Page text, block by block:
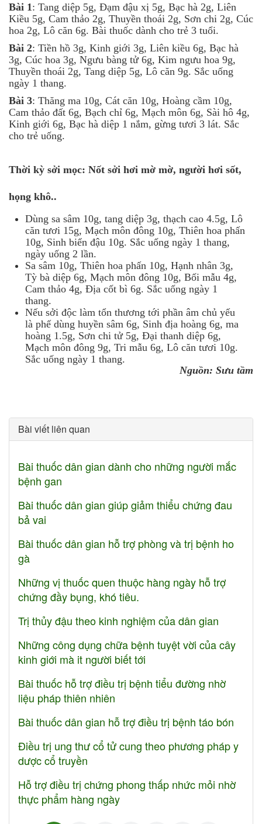
Bài 1 : Tang diệp 5g, Đạm đậu xị 5g, Bạc hà 2g, Liên
Kiều 5g, Cam thảo 2g, Thuyền thoái 2g, Sơn chi 2g, Cúc
hoa 2g, Lô căn 6g. Bài thuốc dành cho trẻ 3 tuổi.
Bài 2: Tiền hồ 3g, Kinh giới 3g, Liên kiều 6g, Bạc hà
3g, Cúc hoa 3g, Ngưu bàng tử 6g, Kim ngưu hoa 9g,
Thuyền thoái 2g, Tang diệp 5g, Lô căn 9g. Sắc uống
ngày 1 thang.
Bài 3: Thăng ma 10g, Cát căn 10g, Hoàng cầm 10g,
Cam thảo đất 6g, Bạch chỉ 6g, Mạch môn 6g, Sài hô 4g,
Kinh giới 6g, Bạc hà diệp 1 nắm, gừng tươi 3 lát. Sắc
cho trẻ uống.
Thời kỳ sởi mọc: Nốt sởi hơi mờ mờ, người hơi sốt,
họng khô..
Dùng sa sâm 10g, tang diệp 3g, thạch cao 4.5g, Lô
căn tươi 15g, Mạch môn đông 10g, Thiên hoa phấn
10g, Sinh biển đậu 10g. Sắc uống ngày 1 thang,
ngày uống 2 lần.
Sa sâm 10g, Thiên hoa phấn 10g, Hạnh nhân 3g,
Tỳ bà diệp 6g, Mạch môn đông 10g, Bối mẫu 4g,
Cam thảo 4g, Địa cốt bì 6g. Sắc uống ngày 1
thang.
Nếu sởi độc làm tổn thương tới phần âm chủ yếu
là phế dùng huyền sâm 6g, Sinh địa hoàng 6g, ma
hoàng 1.5g, Sơn chi tử 5g, Đại thanh diệp 6g,
Mạch môn đông 9g, Tri mẫu 6g, Lô căn tươi 10g.
Sắc uống ngày 1 thang.
Nguồn: Sưu tầm
Bài viết liên quan
Bài thuốc dân gian dành cho những người mắc
bệnh gan
Bài thuốc dân gian giúp giảm thiểu chứng đau
bả vai
Bài thuốc dân gian hỗ trợ phòng và trị bệnh ho
gà
Những vị thuốc quen thuộc hàng ngày hỗ trợ
chứng đầy bụng, khó tiêu.
Trị thủy đậu theo kinh nghiệm của dân gian
Những công dụng chữa bệnh tuyệt vời của cây
kinh giới mà it người biết tới
Bài thuốc hỗ trợ điều trị bệnh tiểu đường nhờ
liệu pháp thiên nhiên
Bài thuốc dân gian hỗ trợ điều trị bệnh táo bón
Điều trị ung thư cổ tử cung theo phương pháp y
dược cổ truyền
Hỗ trợ điều trị chứng phong thấp nhức mỏi nhờ
thực phẩm hàng ngày